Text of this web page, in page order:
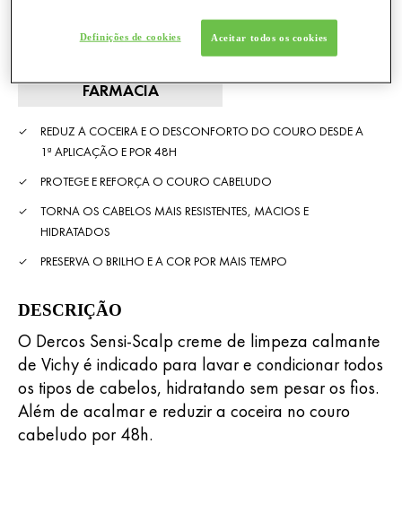
FARMÁCIA
REDUZ A COCEIRA E O DESCONFORTO DO COURO DESDE A
1ª APLICAÇÃO E POR 48H
PROTEGE E REFORÇA O COURO CABELUDO
TORNA OS CABELOS MAIS RESISTENTES, MACIOS E
HIDRATADOS
PRESERVA O BRILHO E A COR POR MAIS TEMPO
DESCRIÇÃO
O Dercos Sensi-Scalp creme de limpeza calmante
de Vichy é indicado para lavar e condicionar todos
os tipos de cabelos, hidratando sem pesar os fios.
Além de acalmar e reduzir a coceira no couro
cabeludo por 48h.
Definições de cookies Aceitar todos os cookies